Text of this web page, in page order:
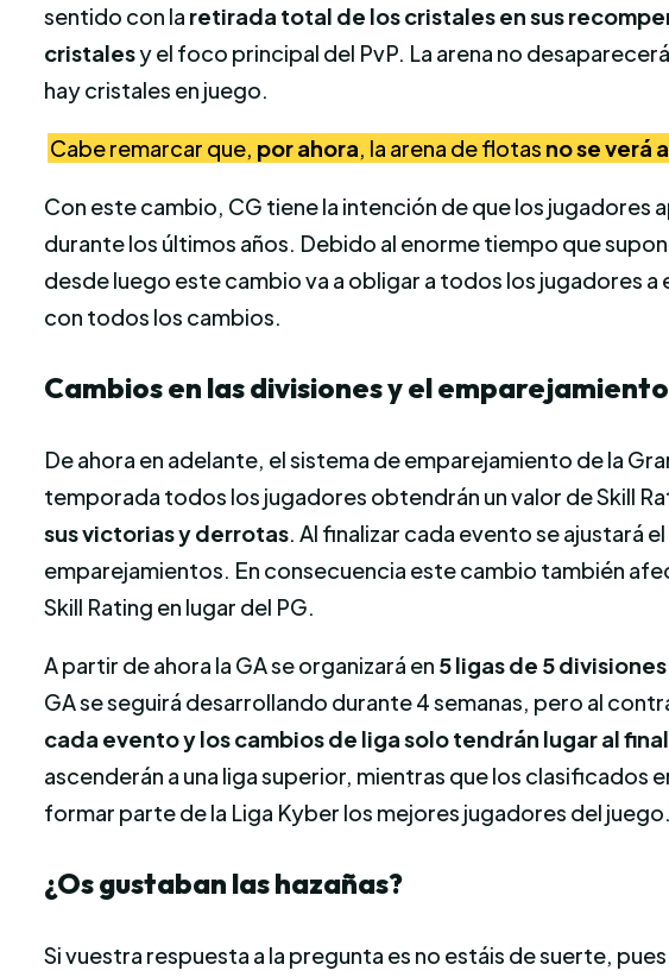
sentido con la retirada total de los cristales en sus
cristalesy el foco principal del PvP. La arena no
hay cristales en juego.
Cabe remarcar que, por ahora, la arena de flotas no se verá
Con este cambio, CG tiene la intención de que los
durante los últimos años. Debido al enorme tiempo que
desde luego este cambio va a obligar a todos los jugadores
con todos los cambios.
Cambios en las divisiones y el emparejamiento
De ahora en adelante, el sistema de emparejamiento de la
temporada todos los jugadores obtendrán un valor de Skill
sus victorias y derrotas. Al finalizar cada evento se ajustará
emparejamientos. En consecuencia este cambio también
Skill Rating en lugar del PG.
A partir de ahora la GA se organizará en 5 ligas de 5 divisiones
GA se seguirá desarrollando durante 4 semanas, pero al
cada evento y los cambios de liga solo tendrán lugar al
ascenderán a una liga superior, mientras que los clasificados
formar parte de la Liga Kyber los mejores jugadores del juego.
¿Os gustaban las hazañas?
Si vuestra respuesta a la pregunta es no estáis de suerte,